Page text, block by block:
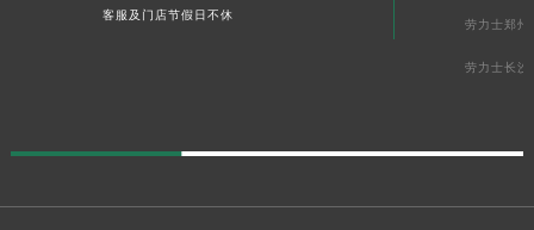
客服及门店节假日不休
劳力士郑州
劳力士长沙